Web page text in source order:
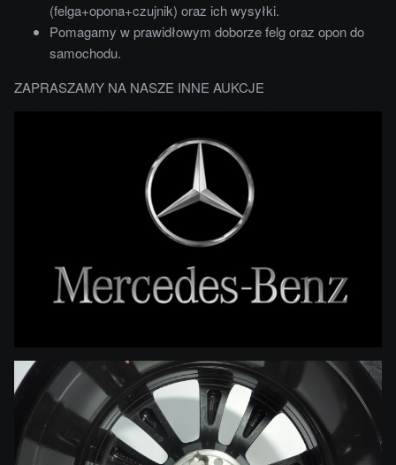
(felga+opona+czujnik) oraz ich wysyłki.
Pomagamy w prawidłowym doborze felg oraz opon do
samochodu.
ZAPRASZAMY NA NASZE INNE AUKCJE